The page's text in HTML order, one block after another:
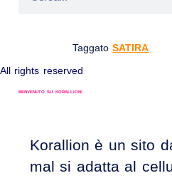
TaggatoSATIRA
All rights reserved
BENVENUTO SU KORALLION!
Korallion è un sito
mal si adatta al